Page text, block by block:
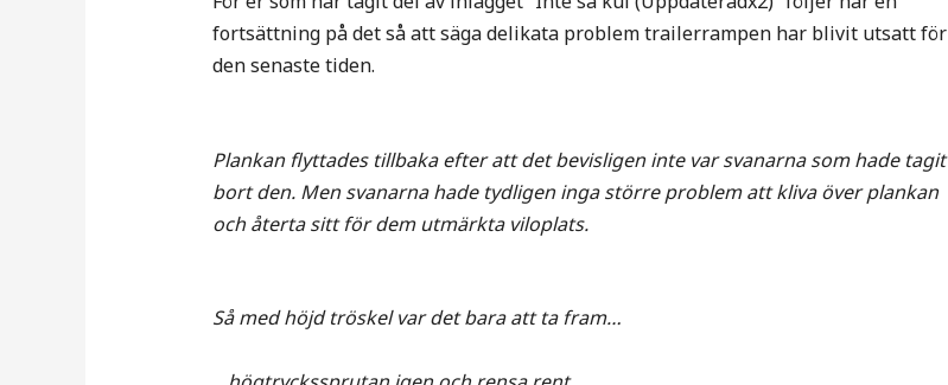
fortsättning på det så att säga delikata problem trailerrampen har blivit utsatt för
den senaste tiden.
Plankan flyttades tillbaka efter att det bevisligen inte var svanarna som hade tagit
bort den. Men svanarna hade tydligen inga större problem att kliva över plankan
och återta sitt för dem utmärkta viloplats.
Så med höjd tröskel var det bara att ta fram…